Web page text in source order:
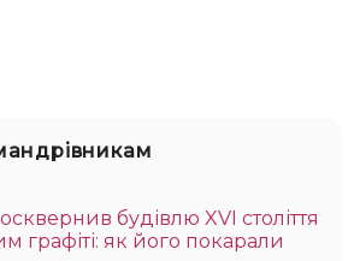
будівлю XVI століття
графіті: як його покарали